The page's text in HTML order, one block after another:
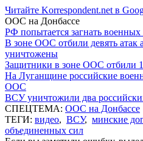
Читайте Korrespondent.net в
ООС на Донбассе
РФ попытается загнать
В зоне ООС отбили девять атак
уничтожены
Защитники в зоне ООС отбили
На Луганщине российские
ООС
ВСУ уничтожили два
СПЕЦТЕМА: ООС на Донбассе
ТЕГИ: видео, ВСУ, минские
объединенных сил